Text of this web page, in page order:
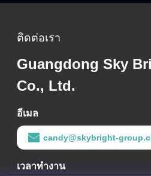
ติดต่อเรา
Guangdong Sky
Co., Ltd.
อีเมล
candy@skybright-
เวลาทำงาน